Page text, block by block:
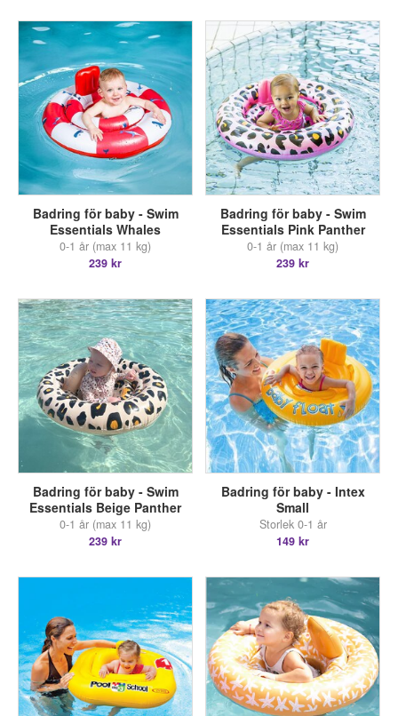
Badring för baby - Swim
Essentials Whales
0-1 år (max 11 kg)
239 kr
Badring för baby - Swim
Essentials Pink Panther
0-1 år (max 11 kg)
239 kr
Badring för baby - Swim
Essentials Beige Panther
0-1 år (max 11 kg)
239 kr
Badring för baby - Intex
Small
Storlek 0-1 år
149 kr